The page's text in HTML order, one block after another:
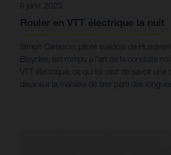
8 janv. 2023
Rouler en VTT électrique la nuit
Simon Carlsson, pilote suédois de
Bicycles, est rompu à l’art de la conduite
VTT électrique, ce qui lui vaut de savoir une
deux sur la manière de tirer parti des